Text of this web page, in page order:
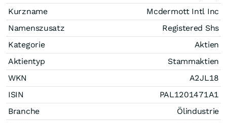
Kurzname
Mcdermott Intl Inc
Namenszusatz
Registered Shs
Kategorie
Aktien
Aktientyp
Stammaktien
WKN
A2JL18
ISIN
PAL1201471A1
Branche
Ölindustrie